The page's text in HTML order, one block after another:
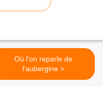
Où l'on reparle de
l'aubergine >